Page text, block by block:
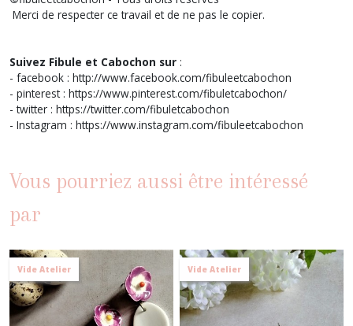
Merci de respecter ce travail et de ne pas le copier.
Suivez Fibule et Cabochon sur :
- facebook : http://www.facebook.com/fibuleetcabochon
- pinterest : https://www.pinterest.com/fibuletcabochon/
- twitter : https://twitter.com/fibuletcabochon
- Instagram : https://www.instagram.com/fibuleetcabochon
Vous pourriez aussi être intéressé
par
Vide Atelier Vide Atelier